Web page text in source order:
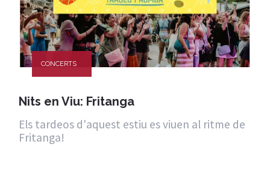
CONCERTS
Nits en Viu: Fritanga
Els tardeos d'aquest estiu es viuen al ritme de
Fritanga!